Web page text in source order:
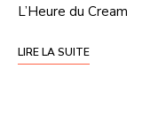
L’Heure du Cream
LIRE LA SUITE